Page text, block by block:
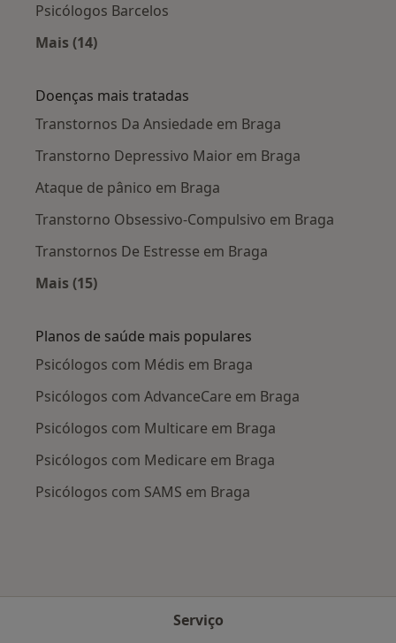
Psicólogos Barcelos
Mais (14)
Doenças mais tratadas
Transtornos Da Ansiedade em Braga
Transtorno Depressivo Maior em Braga
Ataque de pânico em Braga
Transtorno Obsessivo-Compulsivo em Braga
Transtornos De Estresse em Braga
Mais (15)
Planos de saúde mais populares
Psicólogos com Médis em Braga
Psicólogos com AdvanceCare em Braga
Psicólogos com Multicare em Braga
Psicólogos com Medicare em Braga
Psicólogos com SAMS em Braga
Serviço